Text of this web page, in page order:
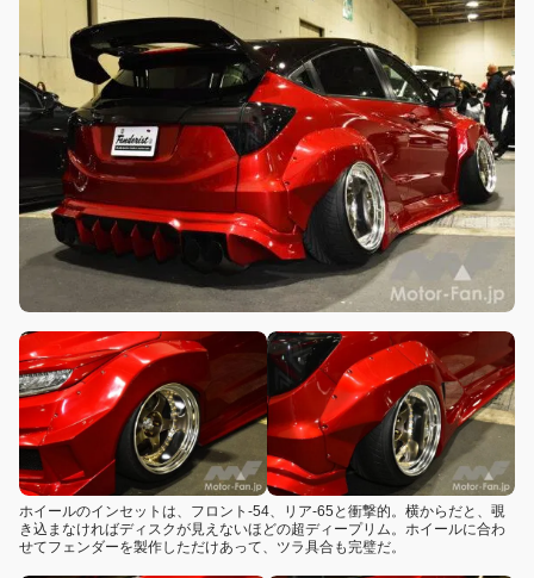
ホイールのインセットは、フロント-54、リア-65と衝撃的。横からだと、覗
き込まなければディスクが見えないほどの超ディープリム。ホイールに合わ
せてフェンダーを製作しただけあって、ツラ具合も完璧だ。